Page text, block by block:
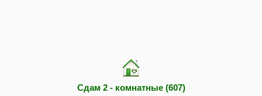
Сдам 2 - комнатные (607)